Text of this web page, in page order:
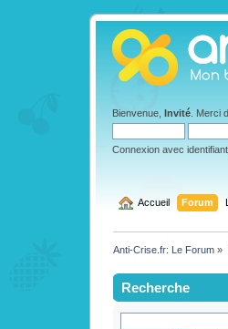
Bienvenue, Invité . Merci
Connexion avec
Accueil Forum
Anti-Crise.fr: Le Forum »
Recherche